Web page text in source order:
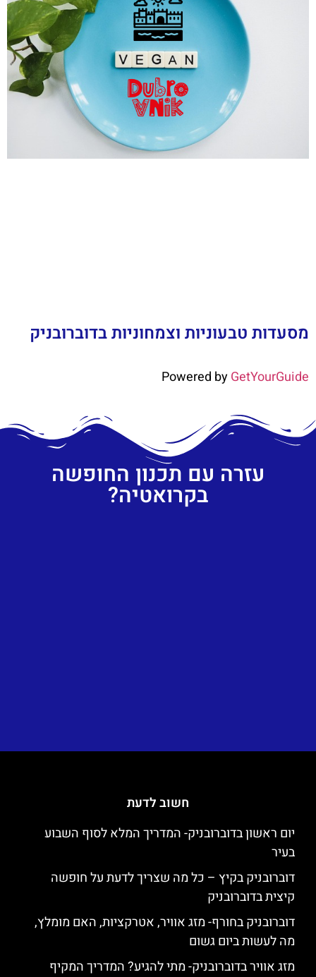
מסעדות טבעוניות וצמחוניות בדוברובניק
Powered byGetYourGuide
עזרה עם תכנון החופשה
בקרואטיה?
חשוב לדעת
יום ראשון בדוברובניק- המדריך המלא לסוף השבוע
בעיר
דוברובניק בקיץ – כל מה שצריך לדעת על חופשה
קיצית בדוברובניק
דוברובניק בחורף- מזג אוויר, אטרקציות, האם מומלץ,
מה לעשות ביום גשום
מזג אוויר בדוברובניק- מתי להגיע? המדריך המקיף